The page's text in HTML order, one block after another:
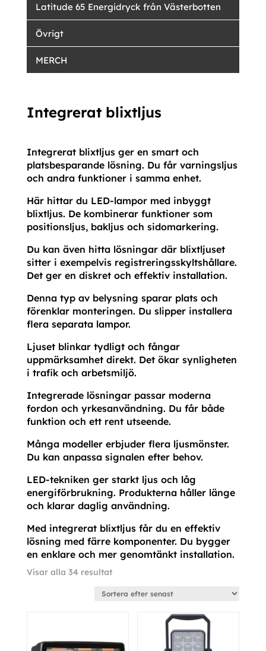
Latitude 65 Energidryck från Västerbotten
Övrigt
MERCH
Integrerat blixtljus
Integrerat blixtljus ger en smart och
platsbesparande lösning. Du får varningsljus
och andra funktioner i samma enhet.
Här hittar du LED-lampor med inbyggt
blixtljus. De kombinerar funktioner som
positionsljus, bakljus och sidomarkering.
Du kan även hitta lösningar där blixtljuset
sitter i exempelvis registreringsskyltshållare.
Det ger en diskret och effektiv installation.
Denna typ av belysning sparar plats och
förenklar monteringen. Du slipper installera
flera separata lampor.
Ljuset blinkar tydligt och fångar
uppmärksamhet direkt. Det ökar synligheten
i trafik och arbetsmiljö.
Integrerade lösningar passar moderna
fordon och yrkesanvändning. Du får både
funktion och ett rent utseende.
Många modeller erbjuder flera ljusmönster.
Du kan anpassa signalen efter behov.
LED-tekniken ger starkt ljus och låg
energiförbrukning. Produkterna håller länge
och klarar daglig användning.
Med integrerat blixtljus får du en effektiv
lösning med färre komponenter. Du bygger
en enklare och mer genomtänkt installation.
Visar alla 34 resultatSortera
senaste